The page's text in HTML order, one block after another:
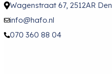
Wagenstraat 67, 2512AR
info@hafo.nl
070 360 88 04